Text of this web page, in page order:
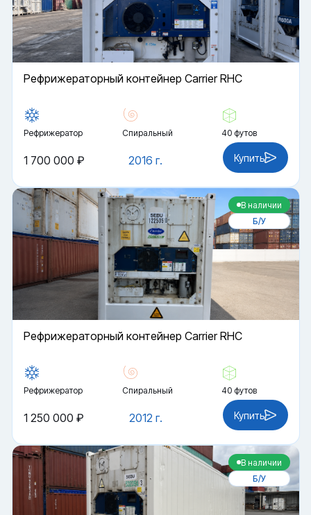
Рефрижераторный контейнер Carrier RHC
Рефрижератор Спиральный 40 футов
2016 г.
1 700 000 ₽ Купить
В наличии
Б/У
Рефрижераторный контейнер Carrier RHC
Рефрижератор Спиральный 40 футов
2012 г.
1 250 000 ₽ Купить
В наличии
Б/У